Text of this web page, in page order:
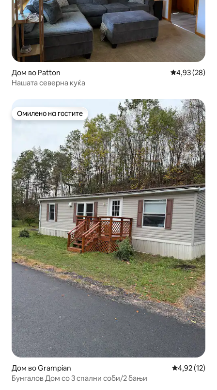
Дом во Patton Просечна
4,93 (28)
Нашата северна куќа
Омилено на гостите
Омилено на гостите
Дом во Grampian Просечна
4,92 (12)
Бунгалов Дом со 3 спални соби/2 бањи